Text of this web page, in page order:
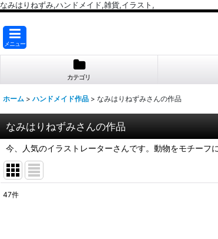
なみはりねずみ,ハンドメイド,雑貨,イラスト,
メニュー
カテゴリ
ホーム > ハンドメイド作品 > なみはりねずみさんの作品
なみはりねずみさんの作品
今、人気のイラストレーターさんです。動物をモチーフ
47件